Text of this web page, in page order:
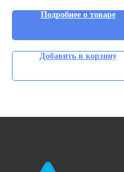
Подробнее о товаре
Добавить в корзину